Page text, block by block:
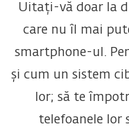
Uitați-vă doar la
care nu îl mai
smartphone-ul.
și cum un sistem
lor; să te
telefoanele lor